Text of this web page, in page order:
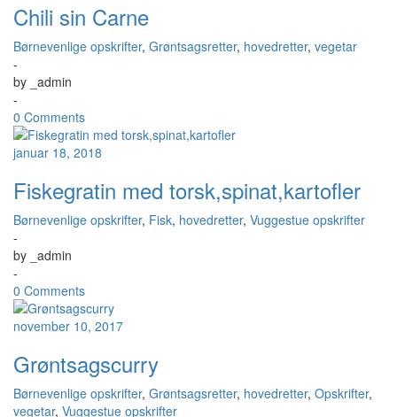
Chili sin Carne
Børnevenlige opskrifter, Grøntsagsretter, hovedretter, vegetar
-
by _admin
-
0 Comments
januar 18, 2018
Fiskegratin med torsk,spinat,kartofler
Børnevenlige opskrifter, Fisk, hovedretter, Vuggestue opskrifter
-
by _admin
-
0 Comments
november 10, 2017
Grøntsagscurry
Børnevenlige opskrifter, Grøntsagsretter, hovedretter, Opskrifter,
vegetar, Vuggestue opskrifter